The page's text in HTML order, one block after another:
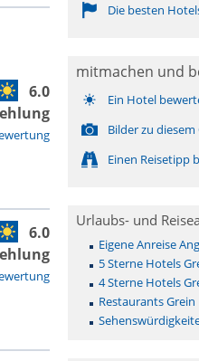
6.0
6.0
Die besten
mitmachen und
Ein Hotel
Bilder zu
Einen Reisetipp
Urlaubs- und
Eigene Anreise
5 Sterne Hotels
4 Sterne Hotels
Restaurants Grein